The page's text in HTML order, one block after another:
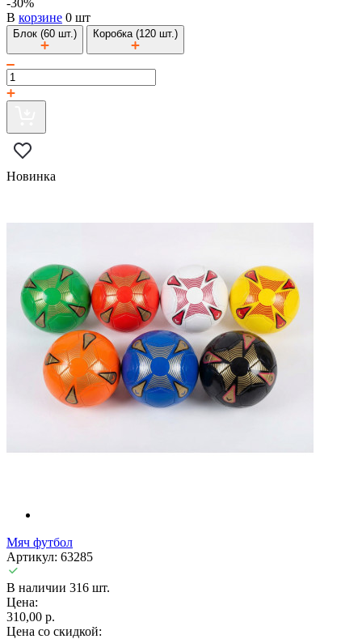
В корзине 0 шт
Блок (60 шт.) Коробка (120 шт.)
Новинка
Мяч футбол
Артикул: 63285
В наличии 316 шт.
Цена:
310,00 р.
Цена со скидкой: